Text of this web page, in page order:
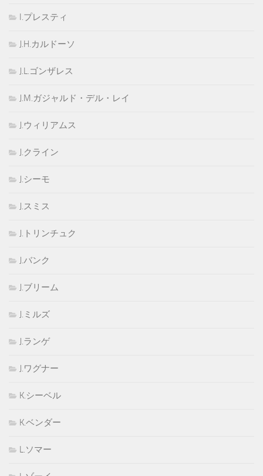
I.プレスティ
J.H.カルドーソ
J.L.ゴンザレス
J.M.ガジャルド・デル・レイ
J.ウィリアムス
J.クライン
J.シーモ
J.スミス
J.トリンチュク
J.バンク
J.ブリーム
J.ミルズ
J.ランゲ
J.ワグナー
K.シーベル
K.ベンダー
L.ソマー